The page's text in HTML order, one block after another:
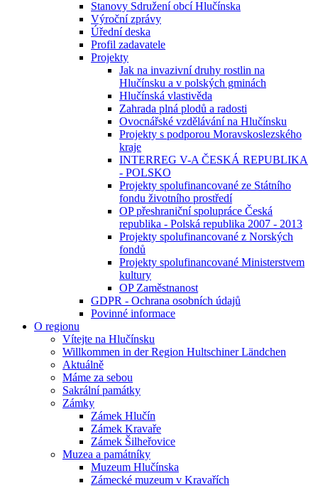
Stanovy Sdružení obcí Hlučínska
Výroční zprávy
Úřední deska
Profil zadavatele
Projekty
Jak na invazivní druhy rostlin na
Hlučínsku a v polských gminách
Hlučínská vlastivěda
Zahrada plná plodů a radosti
Ovocnářské vzdělávání na Hlučínsku
Projekty s podporou Moravskoslezského
kraje
INTERREG V-A ČESKÁ REPUBLIKA
- POLSKO
Projekty spolufinancované ze Státního
fondu životního prostředí
OP přeshraniční spolupráce Česká
republika - Polská republika 2007 - 2013
Projekty spolufinancované z Norských
fondů
Projekty spolufinancované Ministerstvem
kultury
OP Zaměstnanost
GDPR - Ochrana osobních údajů
Povinné informace
O regionu
Vítejte na Hlučínsku
Willkommen in der Region Hultschiner Ländchen
Aktuálně
Máme za sebou
Sakrální památky
Zámky
Zámek Hlučín
Zámek Kravaře
Zámek Šilheřovice
Muzea a památníky
Muzeum Hlučínska
Zámecké muzeum v Kravařích